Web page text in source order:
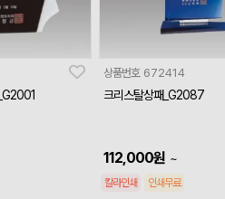
상품번호 672414
크리스탈상패_G2087
112,000원 ~
칼라인쇄 인쇄무료